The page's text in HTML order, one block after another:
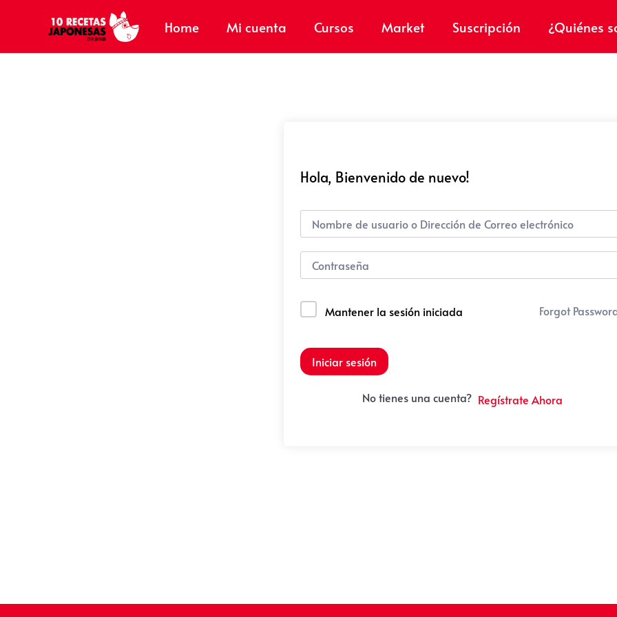
Home Mi cuenta Cursos Market Suscripción ¿Quiénes
Hola, Bienvenido de nuevo!
Mantener la sesión iniciada Forgot
Iniciar sesión
No tienes una cuenta? Regístrate Ahora